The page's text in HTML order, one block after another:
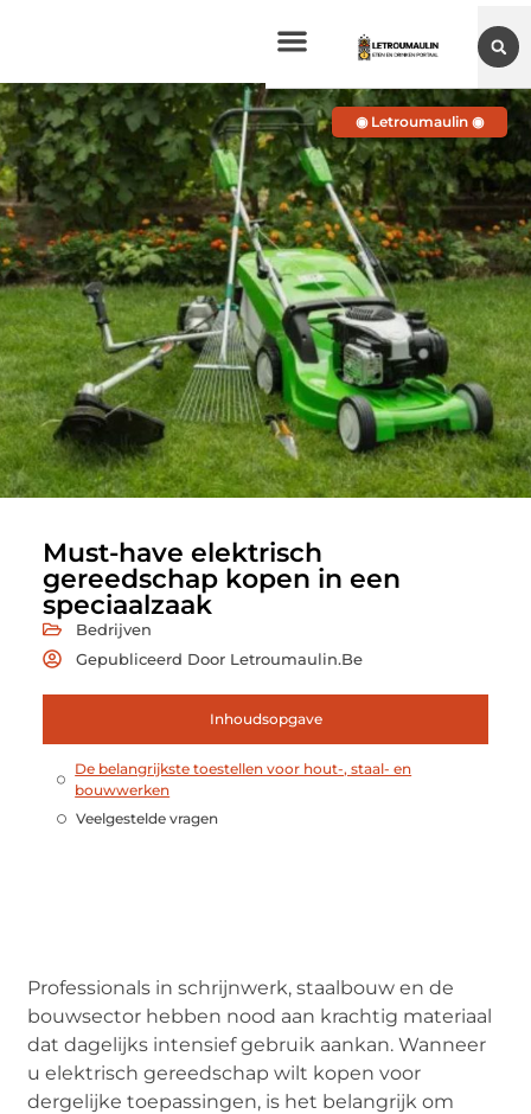
Must-have elektrisch
gereedschap kopen in een
speciaalzaak
Bedrijven
Gepubliceerd Door Letroumaulin.be
Inhoudsopgave
De belangrijkste toestellen voor hout-, staal- en
bouwwerken
Veelgestelde vragen
◉ Letroumaulin ◉
Professionals in schrijnwerk, staalbouw en de
bouwsector hebben nood aan krachtig materiaal
dat dagelijks intensief gebruik aankan. Wanneer
u elektrisch gereedschap wilt kopen voor
dergelijke toepassingen, is het belangrijk om